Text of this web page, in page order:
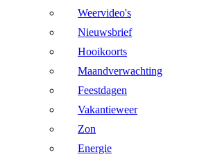
Weervideo's
Nieuwsbrief
Hooikoorts
Maandverwachting
Feestdagen
Vakantieweer
Zon
Energie